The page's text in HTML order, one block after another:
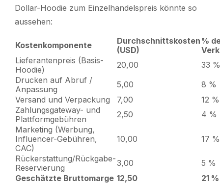
Dollar-Hoodie zum Einzelhandelspreis könnte so
aussehen:
Kostenkomponente
Durchschnittskosten
(USD)
%
Lieferantenpreis (Basis-
Hoodie)
20,00
33 %
Drucken auf Abruf /
Anpassung
5,00
8 %
Versand und Verpackung
7,00
12 %
Zahlungsgateway- und
Plattformgebühren
2,50
4 %
Marketing (Werbung,
Influencer-Gebühren,
CAC)
10,00
17 %
Rückerstattung/Rückgabe-
Reservierung
3,00
5 %
Geschätzte Bruttomarge 12,50
21 %